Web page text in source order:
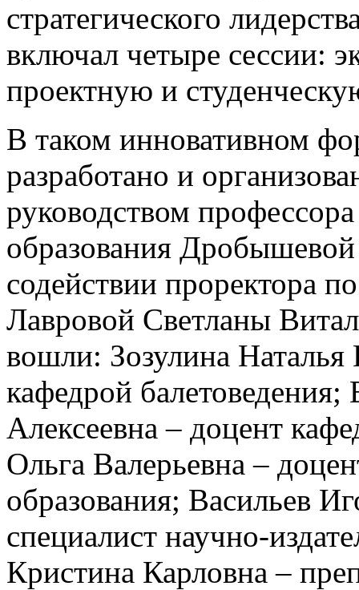
стратегического
включал четыре сессии:
проектную и
В таком инновативном
разработано и
руководством
образования
содействии проректора
Лавровой Светланы
вошли: Зозулина
кафедрой
Алексеевна – доцент
Ольга Валерьевна –
образования; Васильев
специалист научно-
Кристина Карловна –